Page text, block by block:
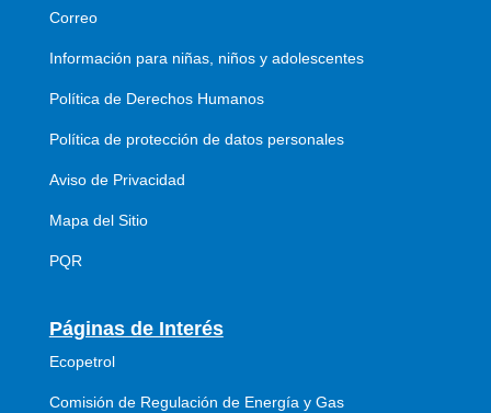
Correo
Información para niñas, niños y adolescentes
Política de Derechos Humanos
Política de protección de datos personales
Aviso de Privacidad
Mapa del Sitio
PQR
Páginas de Interés
Ecopetrol
Comisión de Regulación de Energía y Gas